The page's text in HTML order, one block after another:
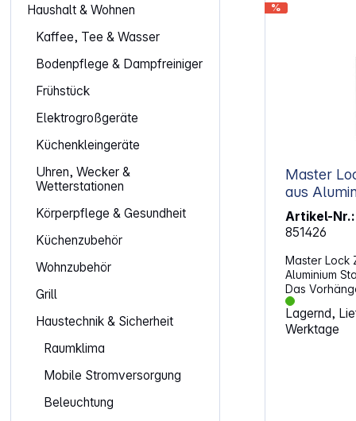
Haushalt & Wohnen
Kaffee, Tee & Wasser
Bodenpflege & Dampfreiniger
Frühstück
Elektrogroßgeräte
Küchenkleingeräte
Uhren, Wecker &
Wetterstationen
Körperpflege & Gesundheit
Küchenzubehör
Wohnzubehör
Grill
Haustechnik & Sicherheit
Raumklima
Mobile Stromversorgung
Beleuchtung
%
Master
aus Aluminium Stahlbügel
Artikel-Nr.:
851426
Master Lock
Aluminium
Das
von Master
einstellbarer
20 mm
Lagernd,
Werktage